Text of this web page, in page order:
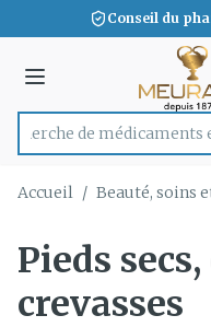
Aller au contenu
1 de 1
Conseil du
Menu
Rechercher
Recherche de
Accueil / Beauté, soins
Pieds
crevasses